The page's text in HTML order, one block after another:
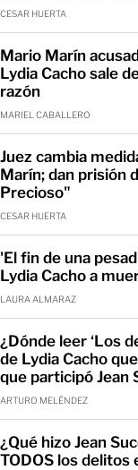
CESAR HUERTA
Mario Marín
Lydia Cacho sale
razón
MARIEL CABALLERO
Juez cambia
Marín; dan prisión
Precioso"
CESAR HUERTA
'El fin de una
Lydia Cacho a
LAURA ALMARAZ
¿Dónde leer ‘Los
de Lydia Cacho
que participó Jean
ARTURO MELÉNDEZ
¿Qué hizo Jean
TODOS los delitos